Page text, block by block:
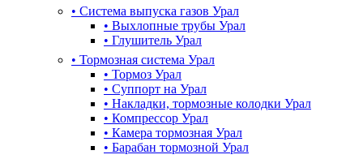
• Система выпуска газов Урал
• Выхлопные трубы Урал
• Глушитель Урал
• Тормозная система Урал
• Тормоз Урал
• Суппорт на Урал
• Накладки, тормозные колодки Урал
• Компрессор Урал
• Камера тормозная Урал
• Барабан тормозной Урал